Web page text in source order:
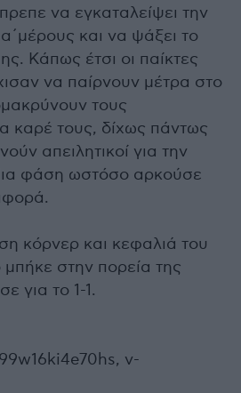
να εγκαταλείψει την
και να ψάξει το
Κάπως έτσι οι παίκτες
να παίρνουν μέτρα στο
τους
καρέ τους, δίχως πάντως
απειλητικοί για την
φάση ωστόσο αρκούσε
κόρνερ και κεφαλιά του
μπήκε στην πορεία της
για το 1-1.
v-